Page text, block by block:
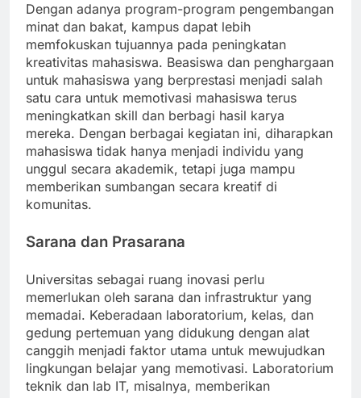
Dengan adanya program-program pengembangan
minat dan bakat, kampus dapat lebih
memfokuskan tujuannya pada peningkatan
kreativitas mahasiswa. Beasiswa dan penghargaan
untuk mahasiswa yang berprestasi menjadi salah
satu cara untuk memotivasi mahasiswa terus
meningkatkan skill dan berbagi hasil karya
mereka. Dengan berbagai kegiatan ini, diharapkan
mahasiswa tidak hanya menjadi individu yang
unggul secara akademik, tetapi juga mampu
memberikan sumbangan secara kreatif di
komunitas.
Sarana dan Prasarana
Universitas sebagai ruang inovasi perlu
memerlukan oleh sarana dan infrastruktur yang
memadai. Keberadaan laboratorium, kelas, dan
gedung pertemuan yang didukung dengan alat
canggih menjadi faktor utama untuk mewujudkan
lingkungan belajar yang memotivasi. Laboratorium
teknik dan lab IT, misalnya, memberikan